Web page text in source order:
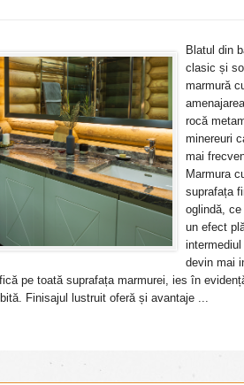
Blatul din
clasic și
marmură
rocă
minereuri
mai
Marmura
suprafața
oglindă,
un efect
devin mai
pe toată suprafața marmurei, ies în
Finisajul lustruit oferă și avantaje ...